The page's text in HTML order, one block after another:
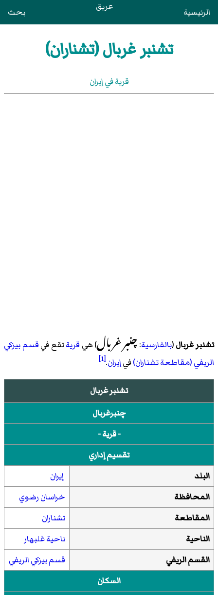
الرئيسية عريق بحث
تشنبر غربال (تشناران)
قرية في إيران
تشنبر غربال(بالفارسية:چنبرغربال) هي قريةتقع فيقسم بيزكي
الريفي (مقاطعة تشناران)فيإيران.
[1]
تشنبر غربال
چنبرغربال
- قرية -
تقسيم إداري
البلد
إيران
المحافظة
خراسان رضوي
المقاطعة
تشناران
الناحية
ناحية غلبهار
القسم الريفي
قسم بيزكي الريفي
السكان